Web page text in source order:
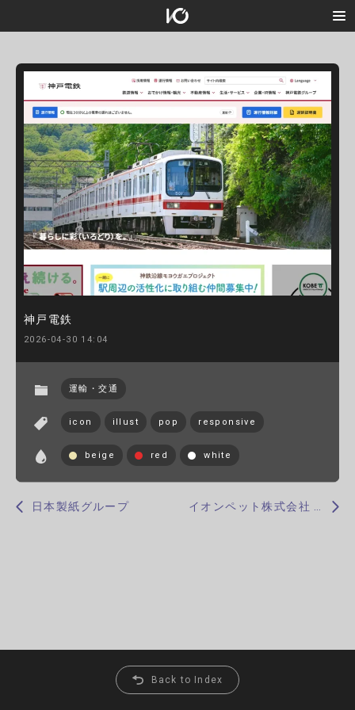
神戸電鉄
2026-04-30 14:04
運輸・交通
icon illust pop responsive
beige red white
日本製紙グループ イオンペット株式会社 採用情報サイト
Back to Index